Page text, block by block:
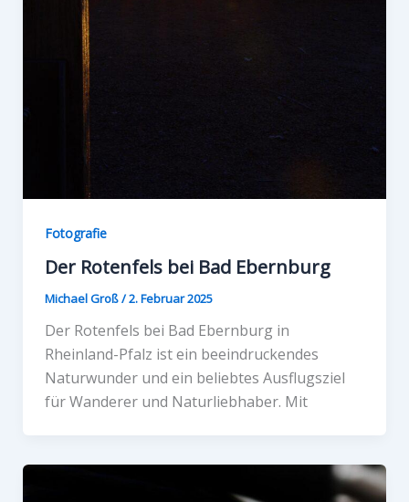
Fotografie
Der Rotenfels bei Bad Ebernburg
Michael Groß/2. Februar 2025
Der Rotenfels bei Bad Ebernburg in
Rheinland-Pfalz ist ein beeindruckendes
Naturwunder und ein beliebtes Ausflugsziel
für Wanderer und Naturliebhaber. Mit